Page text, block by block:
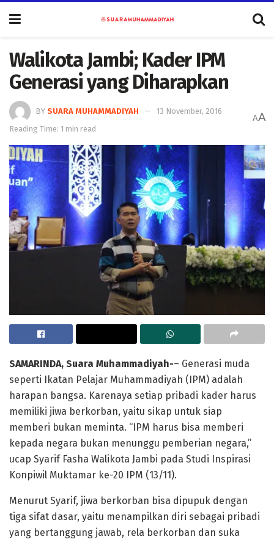
Walikota Jambi; Kader IPM
Generasi yang Diharapkan
BY SUARA MUHAMMADIYAH
13 November, 2016
Reading Time: 1 min read
AA
SAMARINDA, Suara Muhammadiyah-– Generasi muda
seperti Ikatan Pelajar Muhammadiyah (IPM) adalah
harapan bangsa. Karenaya setiap pribadi kader harus
memiliki jiwa berkorban, yaitu sikap untuk siap
memberi bukan meminta. “IPM harus bisa memberi
kepada negara bukan menunggu pemberian negara,”
ucap Syarif Fasha Walikota Jambi pada Studi Inspirasi
Konpiwil Muktamar ke-20 IPM (13/11).
Menurut Syarif, jiwa berkorban bisa dipupuk dengan
tiga sifat dasar, yaitu menampilkan diri sebagai pribadi
yang bertanggung jawab, rela berkorban dan suka